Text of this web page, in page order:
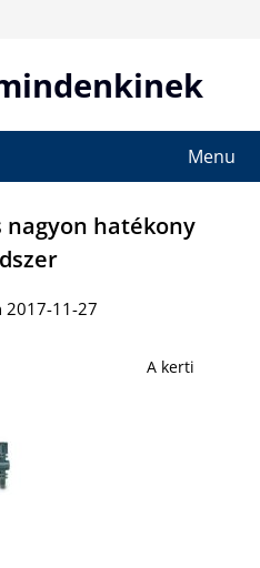
Menu
hatékony
2017-11-27
A kerti